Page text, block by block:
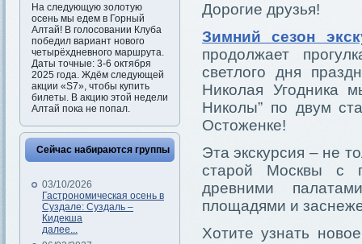
На следующую золотую
осень мы едем в Горный
Алтай! В голосовании Клуба
победил вариант нового
четырёхдневного маршрута.
Даты точные: 3-6 октября
2025 года. Ждём следующей
акции «S7», чтобы купить
билеты. В акцию этой недели
Алтай пока не попал.
Сейчас набираются группы
03/10/2026
Гастрономическая осень в
Суздале: Суздаль –
Кидекша
далее...
Дорогие друзья!
Зимний сезон
продолжает
светлого дня
Николая Угодника
Николы” по двум
Остоженке!
Эта экскурсия – не
старой Москвы с
древними
площадями и
Хотите узнать